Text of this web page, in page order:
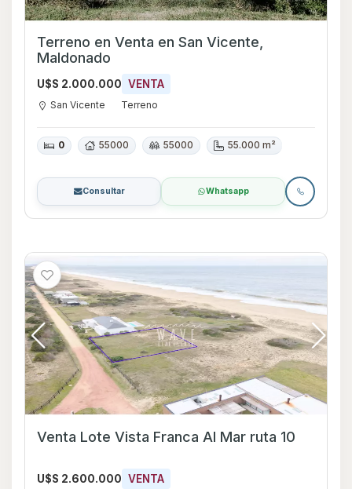
Terreno en Venta en San Vicente,
Maldonado
U$S 2.000.000 VENTA
San Vicente Terreno
0 55000 55000 55.000 m²
Consultar Whatsapp
Venta Lote Vista Franca Al Mar ruta 10
U$S 2.600.000 VENTA